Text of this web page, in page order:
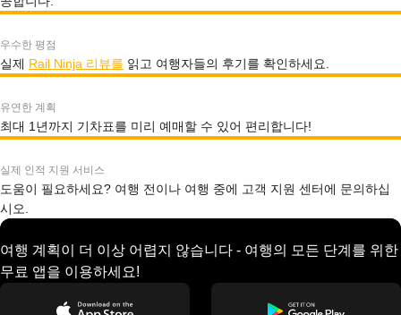
우수한 평점
실제 Rail Ninja 리뷰를 읽고 여행자들의 후기를 확인하세요.
유연한 계획
최대 1년까지 기차표를 미리 예매할 수 있어 편리합니다!
실제 인적 지원 서비스
도움이 필요하세요? 여행 전이나 여행 중에 고객 지원 센터에 문의하십
시오.
여행 계획이 더 이상 어렵지 않습니다 - 여행의 모든 단계를 위한
무료 앱을 이용하세요!